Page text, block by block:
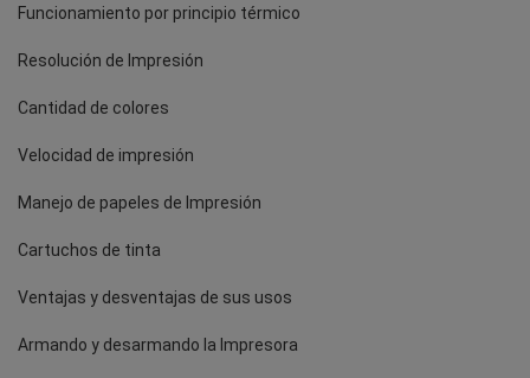
Funcionamiento por principio térmico
Resolución de Impresión
Cantidad de colores
Velocidad de impresión
Manejo de papeles de Impresión
Cartuchos de tinta
Ventajas y desventajas de sus usos
Armando y desarmando la Impresora